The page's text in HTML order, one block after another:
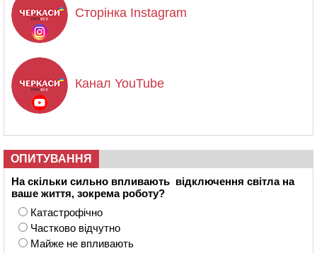
Сторінка Instagram
Канал YouTube
ОПИТУВАННЯ
На скільки сильно впливають відключення світла на
ваше життя, зокрема роботу?
Катастрофічно
Частково відчутно
Майже не впливають